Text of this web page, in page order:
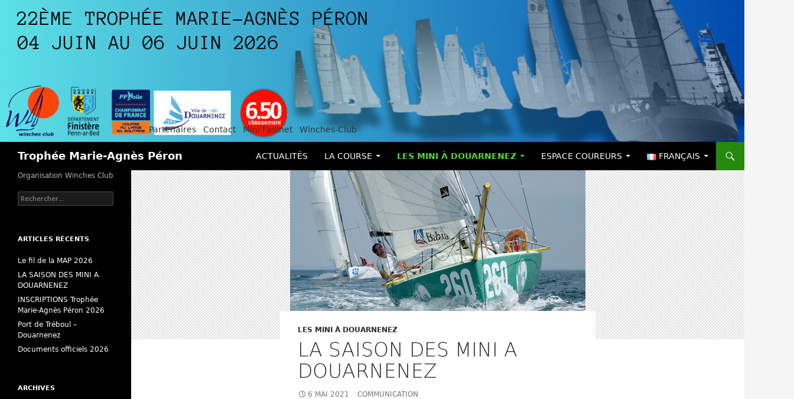
Partenaires Contact Mini Fastnet Winches-Club
Trophée Marie-Agnès Péron ACTUALITÉS LA COURSE LES MINI À DOUARNENEZ ESPACE COUREURS FRANÇAIS
LES MINI À DOUARNENEZ
LA SAISON DES MINI A
DOUARNENEZ
6 MAI 2021 COMMUNICATION
Organisation Winches Club
Rechercher :
ARTICLES RÉCENTS
Le fil de la MAP 2026
LA SAISON DES MINI A
DOUARNENEZ
INSCRIPTIONS Trophée
Marie-Agnès Péron 2026
Port de Tréboul –
Douarnenez
Documents officiels 2026
ARCHIVES